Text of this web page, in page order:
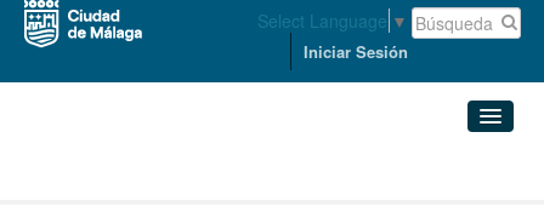
Select Language ▼
Iniciar Sesión